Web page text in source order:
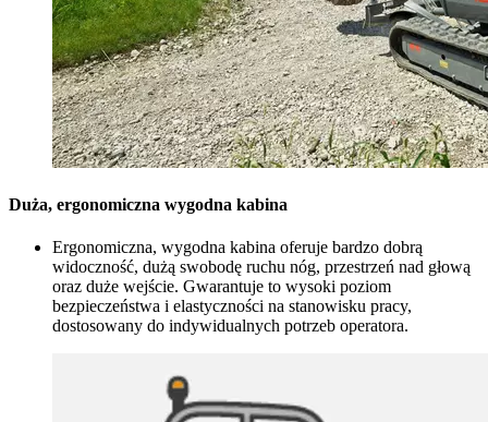
Duża, ergonomiczna wygodna kabina
Ergonomiczna, wygodna kabina oferuje bardzo dobrą
widoczność, dużą swobodę ruchu nóg, przestrzeń nad głową
oraz duże wejście. Gwarantuje to wysoki poziom
bezpieczeństwa i elastyczności na stanowisku pracy,
dostosowany do indywidualnych potrzeb operatora.